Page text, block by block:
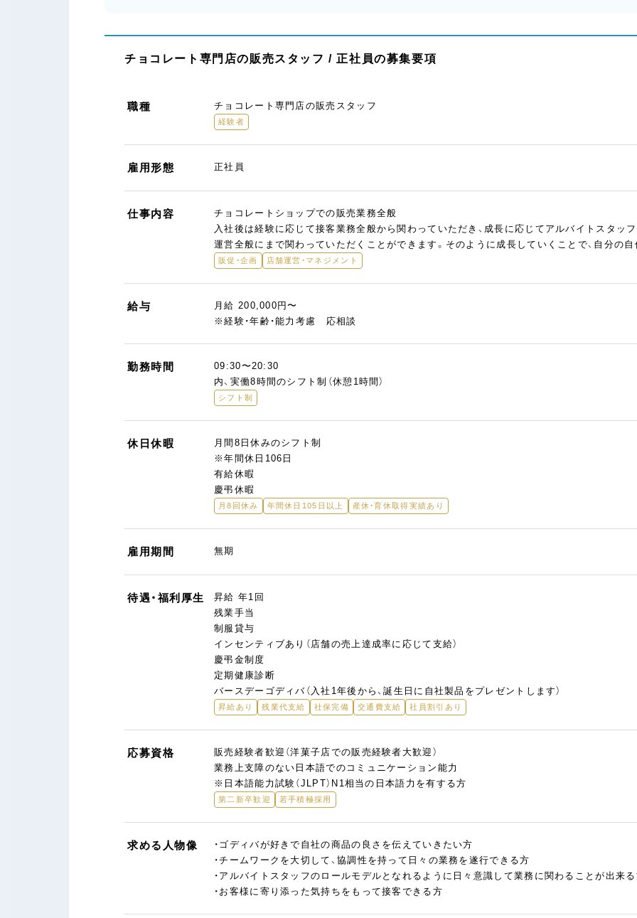
チョコレート専門店の販売スタッフ / 正社員の募集要項
職種 チョコレート専門店の販売スタッフ
経験者
雇用形態 正社員
仕事内容
チョコレートショップでの販売業務全般
入社後は経験に応じて接客業務全般から関わっていただき、成長に応じてアルバイトスタッ
運営全般にまで関わっていただくことができます。そのように成長していくことで、自分の自
販促・企画 店舗運営・マネジメント
給与
月給 200,000円〜
※経験・年齢・能力考慮 応相談
勤務時間
09:30〜20:30
内、実働8時間のシフト制（休憩1時間）
シフト制
休日休暇
月間8日休みのシフト制
※年間休日106日
有給休暇
慶弔休暇
月8回休み 年間休日105日以上 産休・育休取得実績あり
雇用期間 無期
待遇・福利厚生
昇給 年1回
残業手当
制服貸与
インセンティブあり（店舗の売上達成率に応じて支給）
慶弔金制度
定期健康診断
バースデーゴディバ（入社1年後から、誕生日に自社製品をプレゼントします）
昇給あり 残業代支給 社保完備 交通費支給 社員割引あり
応募資格
販売経験者歓迎（洋菓子店での販売経験者大歓迎）
業務上支障のない日本語でのコミュニケーション能力
※日本語能力試験（JLPT）N1相当の日本語力を有する方
第二新卒歓迎 若手積極採用
求める人物像
・ゴディバが好きで自社の商品の良さを伝えていきたい方
・チームワークを大切して、協調性を持って日々の業務を遂行できる方
・アルバイトスタッフのロールモデルとなれるように日々意識して業務に関わることが出来
・お客様に寄り添った気持ちをもって接客できる方